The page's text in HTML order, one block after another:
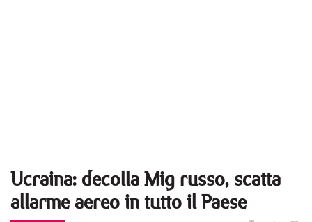
Ucraina: decolla Mig russo, scatta
allarme aereo in tutto il Paese